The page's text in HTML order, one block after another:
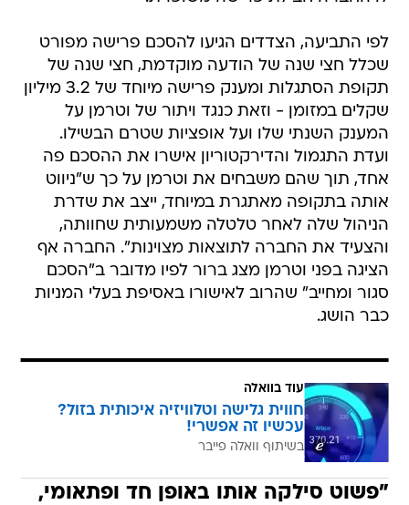
לפי התביעה, הצדדים הגיעו להסכם פרישה מפורט
שכלל חצי שנה של הודעה מוקדמת, חצי שנה של
תקופת הסתגלות ומענק פרישה מיוחד של 3.2 מיליון
שקלים במזומן - וזאת כנגד ויתור של וטרמן על
המענק השנתי שלו ועל אופציות שטרם הבשילו.
ועדת התגמול והדירקטוריון אישרו את ההסכם פה
אחד, תוך שהם משבחים את וטרמן על כך ש"ניווט
אותה בתקופה מאתגרת במיוחד, ייצב את שדרת
הניהול שלה לאחר טלטלה משמעותית שחוותה,
והצעיד את החברה לתוצאות מצוינות". החברה אף
הציגה בפני וטרמן מצג ברור לפיו מדובר ב"הסכם
סגור ומחייב" שהרוב לאישורו באסיפת בעלי המניות
כבר הושג.
עוד בוואלה
חווית גלישה וטלוויזיה איכותית בזול?
עכשיו זה אפשרי!
בשיתוף וואלה פייבר
"פשוט סילקה אותו באופן חד ופתאומי,